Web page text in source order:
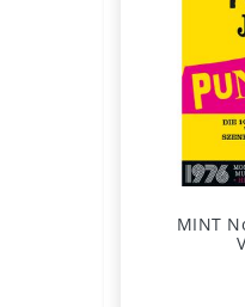
MINT